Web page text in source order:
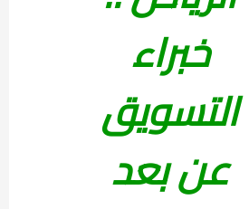
خبراء
التسويق
عن بعد